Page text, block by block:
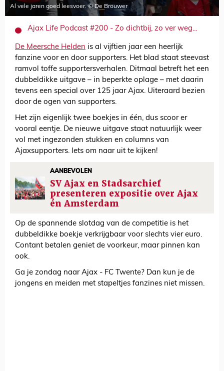
Al vele jaren goed leesvoer. © De Brouwer
Ajax Life Podcast #200 - Zo dichtbij, zo ver weg...
De Meersche Helden is al vijftien jaar een heerlijk
fanzine voor en door supporters. Het blad staat steevast
ramvol toffe supportersverhalen. Ditmaal betreft het een
dubbeldikke uitgave – in beperkte oplage – met daarin
tevens een special over 125 jaar Ajax. Uiteraard bezien
door de ogen van supporters.
Het zijn eigenlijk twee boekjes in één, dus scoor er
vooral eentje. De nieuwe uitgave staat natuurlijk weer
vol met ingezonden stukken en columns van
Ajaxsupporters. Iets om naar uit te kijken!
AANBEVOLEN
SV Ajax en Stadsarchief
presenteren expositie over Ajax
én Amsterdam
Op de spannende slotdag van de competitie is het
dubbeldikke boekje verkrijgbaar voor slechts vier euro.
Contant betalen geniet de voorkeur, maar pinnen kan
ook.
Ga je zondag naar Ajax - FC Twente? Dan kun je de
jongens en meiden met stapeltjes fanzines niet missen.